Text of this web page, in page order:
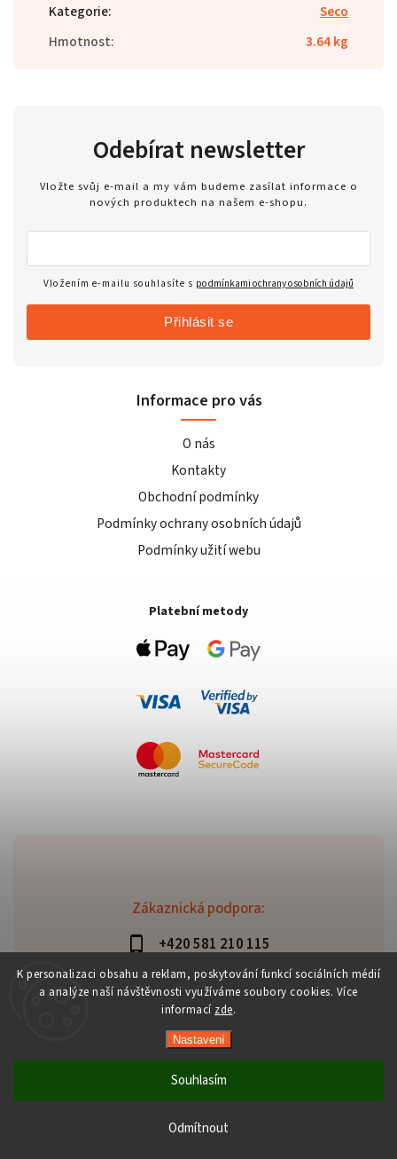
K personalizaci obsahu a reklam, poskytování funkcí sociálních médií
a analýze naší návštěvnosti využíváme soubory cookies. Více
informací zde.
Nastavení
Odmítnout
Souhlasím
Kategorie:
Seco
Hmotnost: 3.64 kg
Zákaznická podpora:
+420 581 210 115
info@davaztechnik.cz
Odebírat newsletter
Vložte svůj e-mail a my vám budeme zasílat informace o
nových produktech na našem e-shopu.
Vložením e-mailu souhlasíte s podmínkami ochrany osobních údajů
Přihlásit se
Informace pro vás
O nás
Kontakty
Obchodní podmínky
Podmínky ochrany osobních údajů
Podmínky užití webu
Platební metody
Copyright 2026Daniš Davaztechnik. Všechna práva